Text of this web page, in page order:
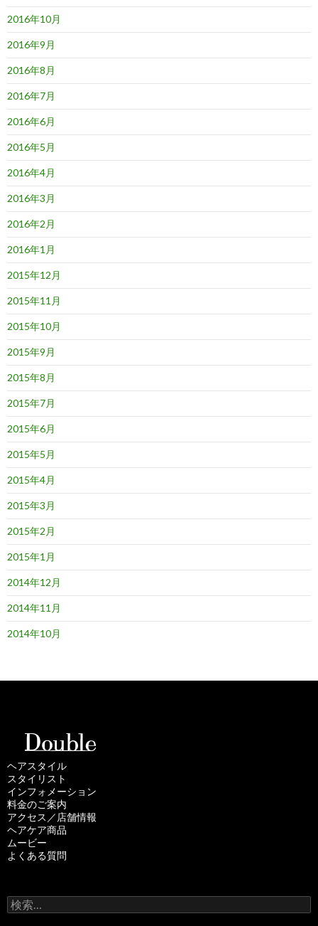
2016年10月
2016年9月
2016年8月
2016年7月
2016年6月
2016年5月
2016年4月
2016年3月
2016年2月
2016年1月
2015年12月
2015年11月
2015年10月
2015年9月
2015年8月
2015年7月
2015年6月
2015年5月
2015年4月
2015年3月
2015年2月
2015年1月
2014年12月
2014年11月
2014年10月
ヘアスタイル
スタイリスト
インフォメーション
料金のご案内
アクセス／店舗情報
ヘアケア商品
ムービー
よくある質問
検
索